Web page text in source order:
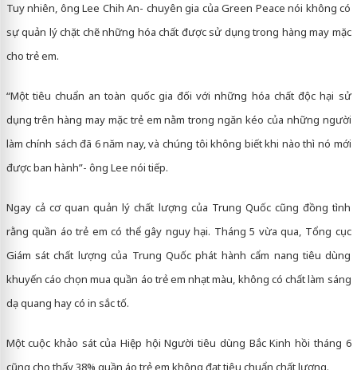
​Tuy nhiên, ông Lee Chih An- chuyên gia của Green Peace nói không có
sự quản lý chặt chẽ những hóa chất được sử dụng trong hàng may mặc
cho trẻ em.
“Một tiêu chuẩn an toàn quốc gia đối với những hóa chất độc hại sử
dụng trên hàng may mặc trẻ em nằm trong ngăn kéo của những người
làm chính sách đã 6 năm nay, và chúng tôi không biết khi nào thì nó mới
được ban hành”- ông Lee nói tiếp.
Ngay cả cơ quan quản lý chất lượng của Trung Quốc cũng đồng tình
rằng quần áo trẻ em có thể gây nguy hại. Tháng 5 vừa qua, Tổng cục
Giám sát chất lượng của Trung Quốc phát hành cẩm nang tiêu dùng
khuyến cáo chọn mua quần áo trẻ em nhạt màu, không có chất làm sáng
dạ quang hay có in sắc tố.
Một cuộc khảo sát của Hiệp hội Người tiêu dùng Bắc Kinh hồi tháng 6
cũng cho thấy 38% quần áo trẻ em không đạt tiêu chuẩn chất lượng.